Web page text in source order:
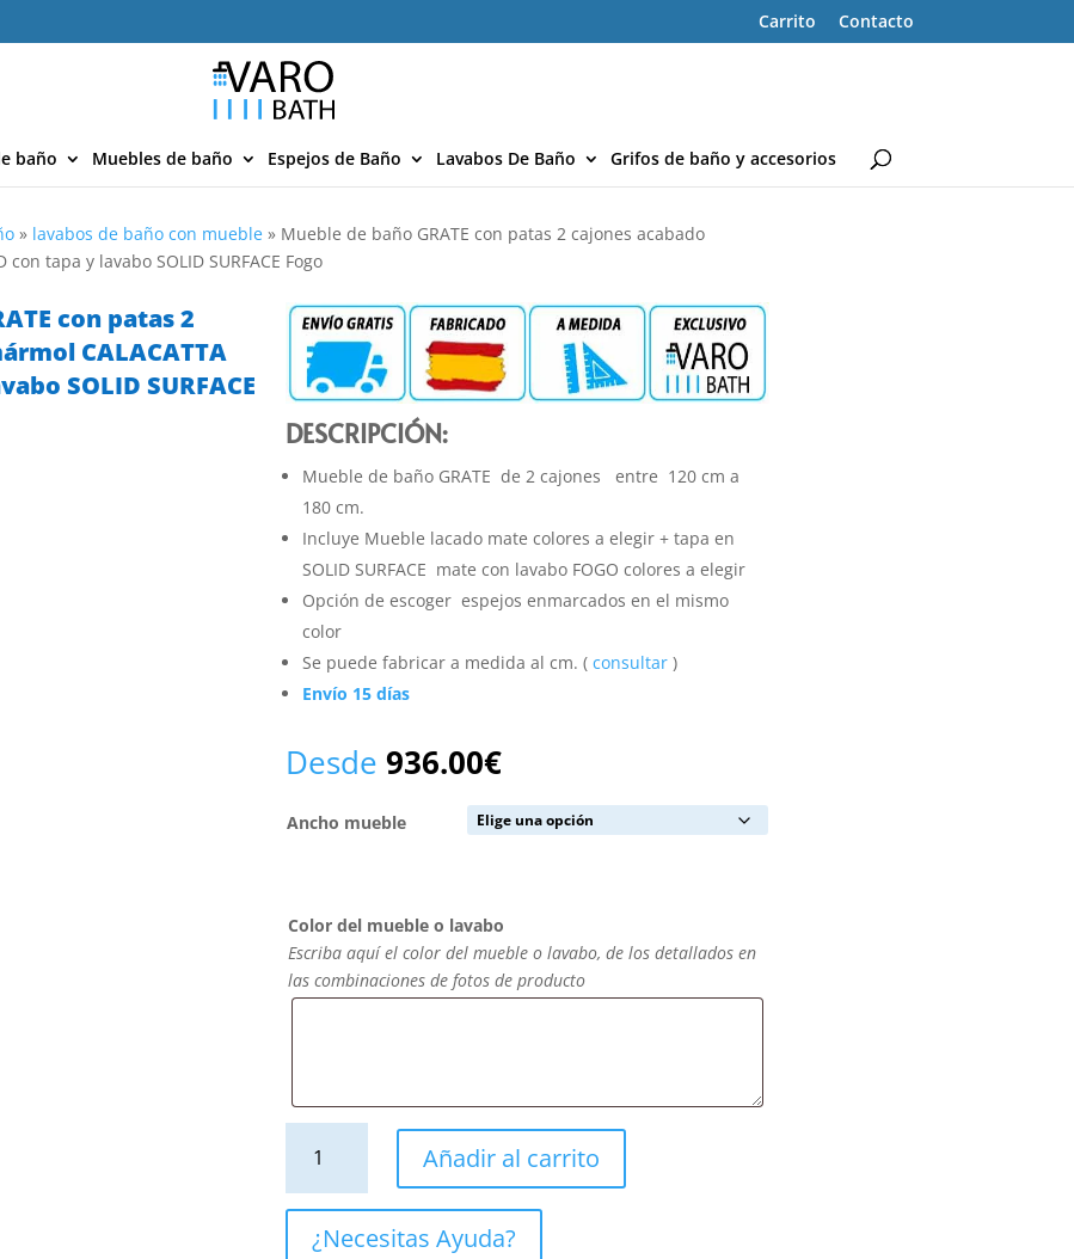
Carrito
Contacto
baño Muebles de baño Espejos de Baño Lavabos De Baño Grifos de baño y accesorios
» lavabos de baño con mueble » Mueble de baño GRATE con patas 2 cajones acabado
con tapa y lavabo SOLID SURFACE Fogo
con patas 2
CALACATTA
SOLID SURFACE
DESCRIPCIÓN:
Mueble de baño GRATE de 2 cajones entre 120 cm a
180 cm.
Incluye Mueble lacado mate colores a elegir + tapa en
SOLID SURFACE mate con lavabo FOGO colores a elegir
Opción de escoger espejos enmarcados en el mismo
color
Se puede fabricar a medida al cm. ( consultar )
Envío 15 días
Desde936.00€
Ancho mueble
Color del mueble o lavabo
Escriba aquí el color del mueble o lavabo, de los detallados en
las combinaciones de fotos de producto
baño
GRATE
con
Añadir al carrito
¿Necesitas Ayuda?